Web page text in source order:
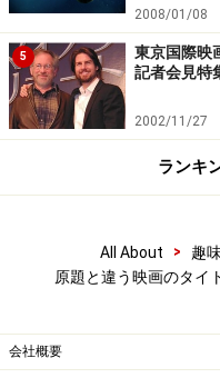
ぼくのエリ 200歳の少
2008/01/08
5
東京国際映
記者会見特
2002/11/27
ランキ
All About > 趣
原題と違う映画のタ
会社概要